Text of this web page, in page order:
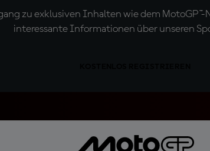
zu exklusiven Inhalten wie dem
interessante Informationen über unseren